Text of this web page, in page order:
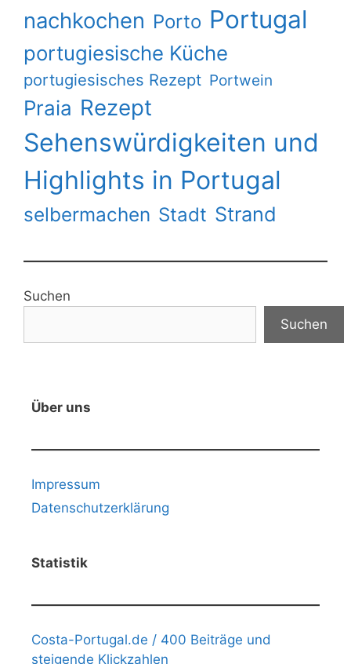
nachkochen Porto Portugal
portugiesische Küche
portugiesisches Rezept Portwein
Praia Rezept
Sehenswürdigkeiten und
Highlights in Portugal
selbermachen Stadt Strand
Suchen
Suchen
Über uns
Impressum
Datenschutzerklärung
Statistik
Costa-Portugal.de / 400 Beiträge und
steigende Klickzahlen